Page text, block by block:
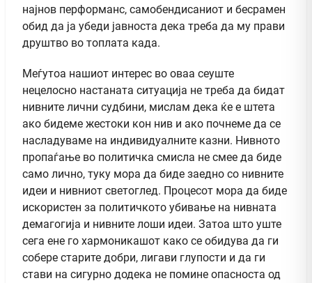
најнов перформанс, самобендисаниот и бесрамен
обид да ја убеди јавноста дека треба да му прави
друштво во топлата када.
Меѓутоа нашиот интерес во оваа сеуште
нецелосно настаната ситуација не треба да бидат
нивните лични судбини, мислам дека ќе е штета
ако бидеме жестоки кон нив и ако почнеме да се
насладуваме на индивидуалните казни. Нивното
пропаѓање во политичка смисла не смее да биде
само лично, туку мора да биде заедно со нивните
идеи и нивниот светоглед. Процесот мора да биде
искористен за политичкото убивање на нивната
демагогија и нивните лоши идеи. Затоа што уште
сега ене го хармоникашот како се обидува да ги
собере старите добри, лигави глупости и да ги
стави на сигурно додека не помине опасноста од